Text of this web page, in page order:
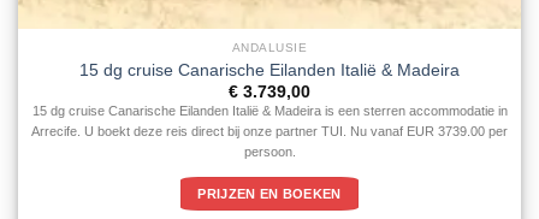
ANDALUSIE
15 dg cruise Canarische Eilanden Italië & Madeira
€ 3.739,00
15 dg cruise Canarische Eilanden Italië & Madeira is een sterren accommodatie in
Arrecife. U boekt deze reis direct bij onze partner TUI. Nu vanaf EUR 3739.00 per
persoon.
PRIJZEN EN BOEKEN